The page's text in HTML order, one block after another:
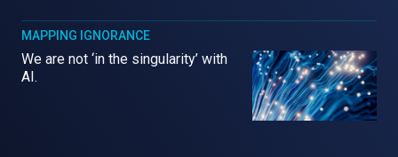
MAPPING IGNORANCE
We are not ‘in the singularity’ with
AI.